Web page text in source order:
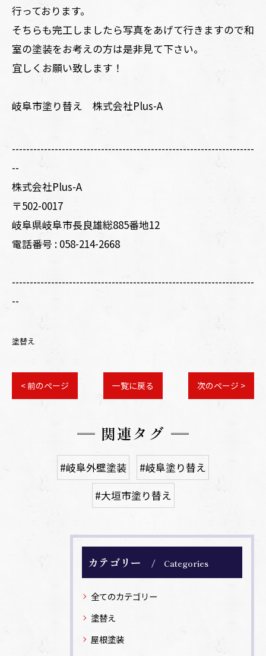
行っております。
そちらも完工しましたら写真をあげて行きますので和
室の塗装をお考えの方は是非見て下さい。
宜しくお願い致します！
岐阜市塗り替え 株式会社Plus-A
--------------------------------------------------------------------
--
株式会社Plus-A
〒502-0017
岐阜県岐阜市長良雄総885番地12
電話番号 : 058-214-2668
--------------------------------------------------------------------
--
塗替え
< 前のページ 一覧に戻る 次のページ >
関連タグ
#岐阜外壁塗装
#岐阜塗り替え
#大垣市塗り替え
カテゴリー Categories
全てのカテゴリー
塗替え
屋根塗装